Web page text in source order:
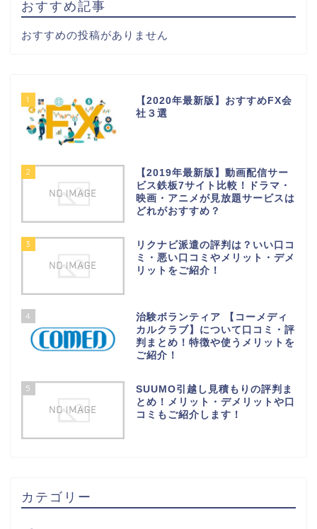
おすすめ記事
おすすめの投稿がありません
1
【2020年最新版】おすすめFX会
社３選
2
【2019年最新版】動画配信サー
ビス鉄板7サイト比較！ドラマ・
映画・アニメが見放題サービスは
どれがおすすめ？
3
リクナビ派遣の評判は？いい口コ
ミ・悪い口コミやメリット・デメ
リットをご紹介！
4
治験ボランティア 【コーメディ
カルクラブ】について口コミ・評
判まとめ！特徴や使うメリットを
ご紹介！
5
SUUMO引越し見積もりの評判ま
とめ！メリット・デメリットや口
コミもご紹介します！
カテゴリー